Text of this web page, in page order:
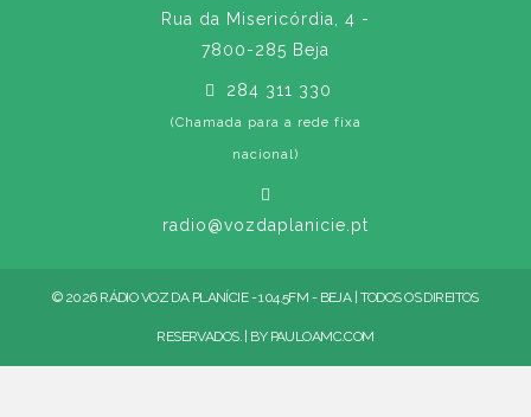
Rua da Misericórdia, 4 -
7800-285 Beja
284 311 330
(Chamada para a rede fixa
nacional)
radio@vozdaplanicie.pt
© 2026 RÁDIO VOZ DA PLANÍCIE - 104.5FM - BEJA | TODOS OS DIREITOS
RESERVADOS. | BY PAULOAMC.COM